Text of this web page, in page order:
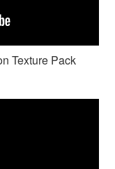
Texture Pack